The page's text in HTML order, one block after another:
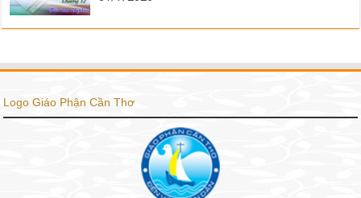
Logo Giáo Phận Cần Thơ